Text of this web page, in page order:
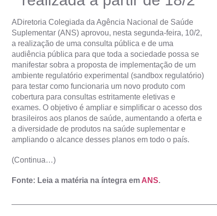
ADiretoria Colegiada da Agência Nacional de Saúde
Suplementar (ANS) aprovou, nesta segunda-feira, 10/2,
a realização de uma consulta pública e de uma
audiência pública para que toda a sociedade possa se
manifestar sobra a proposta de implementação de um
ambiente regulatório experimental (sandbox regulatório)
para testar como funcionaria um novo produto com
cobertura para consultas estritamente eletivas e
exames. O objetivo é ampliar e simplificar o acesso dos
brasileiros aos planos de saúde, aumentando a oferta e
a diversidade de produtos na saúde suplementar e
ampliando o alcance desses planos em todo o país.
(Continua…)
Fonte: Leia a matéria na íntegra em ANS.